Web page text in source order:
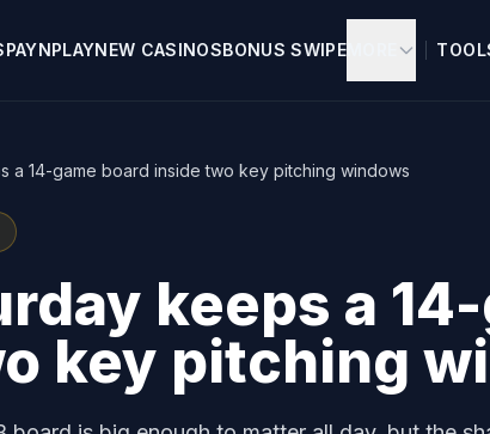
PAYNPLAYNEW CASINOSBONUS SWIPE
a 14-game board inside two key pitching windows
keeps a
key pitching